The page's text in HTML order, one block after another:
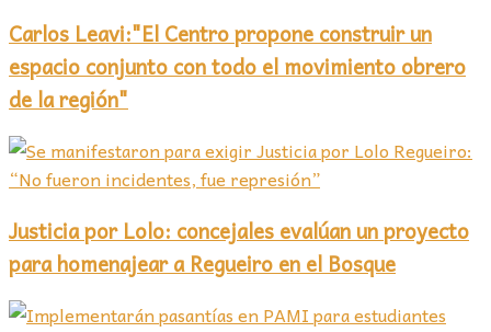
Carlos Leavi:"El Centro propone construir un
espacio conjunto con todo el movimiento obrero
de la región"
Justicia por Lolo: concejales evalúan un proyecto
para homenajear a Regueiro en el Bosque